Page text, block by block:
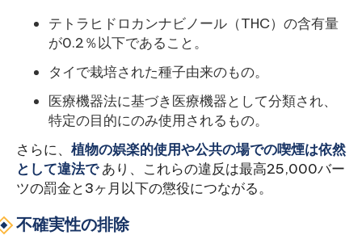
テトラヒドロカンナビノール（THC）の含有量
が0.2％以下であること。
タイで栽培された種子由来のもの。
医療機器法に基づき医療機器として分類され、
特定の目的にのみ使用されるもの。
さらに、 植物の娯楽的使用や公共の場での喫煙は依然
として違法であり、これらの違反は最高25,000バー
ツの罰金と3ヶ月以下の懲役につながる。
不確実性の排除